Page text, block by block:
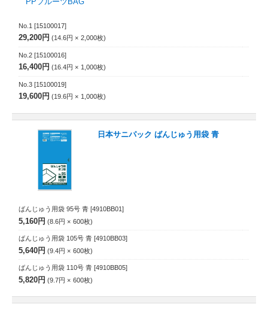
No.1 [15100017]
29,200円 14.6円 2,000枚
No.2 [15100016]
16,400円 16.4円 1,000枚
No.3 [15100019]
19,600円 19.6円 1,000枚
日本サニパック ばんじゅう用袋 青
ばんじゅう用袋 95号 青 [4910BB01]
5,160円 8.6円 600枚
ばんじゅう用袋 105号 青 [4910BB03]
5,640円 9.4円 600枚
ばんじゅう用袋 110号 青 [4910BB05]
5,820円 9.7円 600枚